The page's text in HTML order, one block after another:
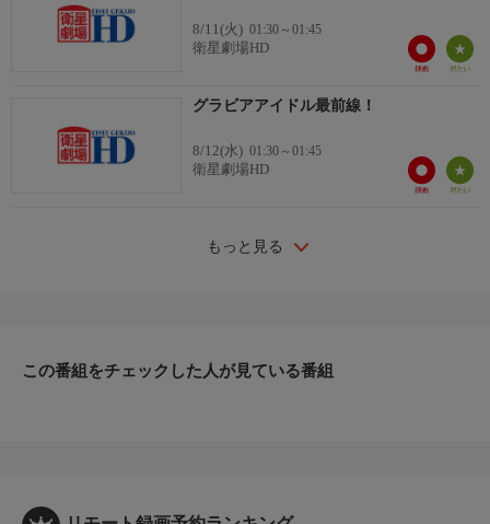
8/11(火) 01:30～01:45
衛星劇場HD
グラビアアイドル最前線！
8/12(水) 01:30～01:45
衛星劇場HD
もっと見る
この番組をチェックした人が見ている番組